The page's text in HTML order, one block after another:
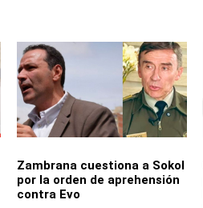
Zambrana cuestiona a Sokol
por la orden de aprehensión
contra Evo